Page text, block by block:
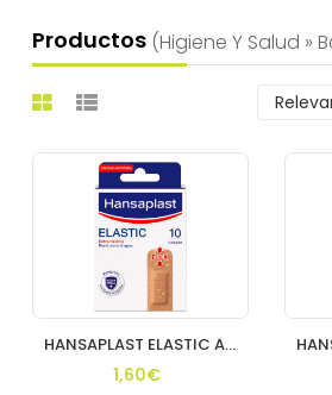
Productos (higiene Y Salud »
HANSAPLAST ELASTIC APOSITO ADHESIVO 10 UNIDADES
1,60€